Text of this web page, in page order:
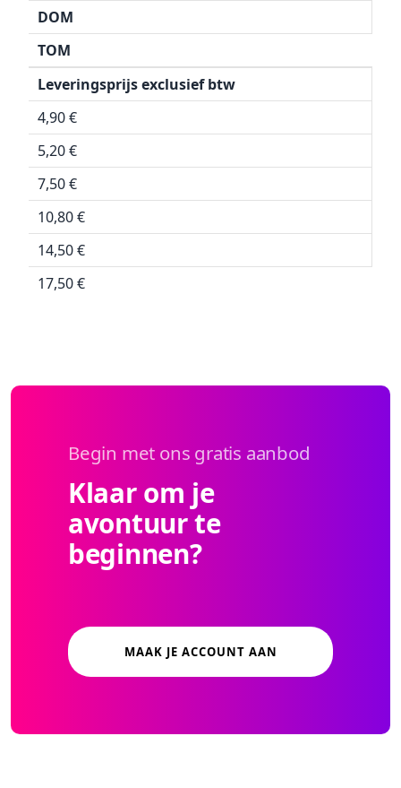
DOM
TOM
Leveringsprijs exclusief btw
4,90 €
5,20 €
7,50 €
10,80 €
14,50 €
17,50 €
Begin met ons gratis aanbod
Klaar om je
avontuur te
beginnen?
MAAK JE ACCOUNT AAN